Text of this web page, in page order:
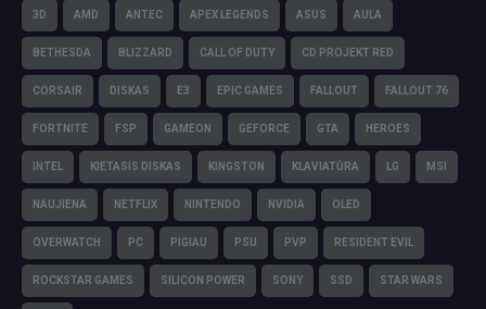
3D AMD ANTEC APEX LEGENDS ASUS AULA
BETHESDA BLIZZARD CALL OF DUTY CD PROJEKT RED
CORSAIR DISKAS E3 EPIC GAMES FALLOUT FALLOUT 76
FORTNITE FSP GAMEON GEFORCE GTA HEROES
INTEL KIETASIS DISKAS KINGSTON KLAVIATŪRA LG MSI
NAUJIENA NETFLIX NINTENDO NVIDIA OLED
OVERWATCH PC PIGIAU PSU PVP RESIDENT EVIL
ROCKSTAR GAMES SILICON POWER SONY SSD STAR WARS